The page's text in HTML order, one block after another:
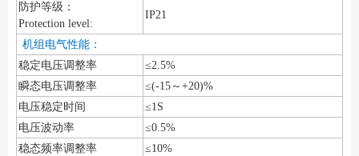
防护等级：
Protection level:
IP21
机组电气性能：
稳定电压调整率
≤2.5%
瞬态电压调整率
≤(-15～+20)%
电压稳定时间
≤1S
电压波动率
≤0.5%
稳态频率调整率
≤10%